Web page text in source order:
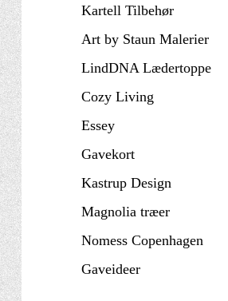
Kartell Tilbehør
Art by Staun Malerier
LindDNA Lædertoppe
Cozy Living
Essey
Gavekort
Kastrup Design
Magnolia træer
Nomess Copenhagen
Gaveideer